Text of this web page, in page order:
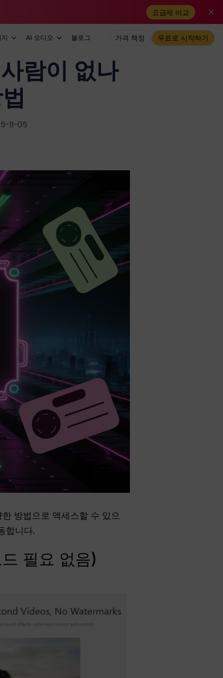
요금제 비교
AI 오디오 블로그 가격 책정 무료로 시작하기
람이 없나
11-05
방법으로 액세스할 수 있으
합니다.
필요 없음)